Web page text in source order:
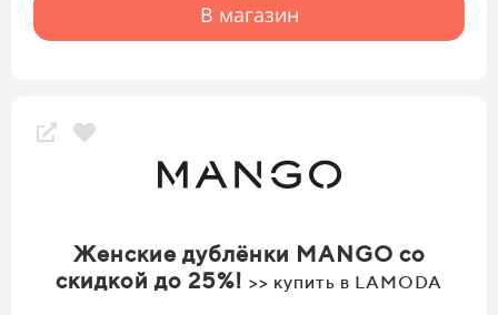
В магазин
Женские дублёнки MANGO со
скидкой до 25%! >> купить в LAMODA